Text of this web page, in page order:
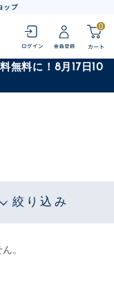
ップ
0
無料に！8月17日10
絞り込み
。